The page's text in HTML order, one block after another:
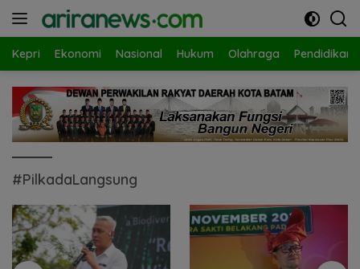
Kepri Ekonomi Nasional Hukum Olahraga Pendidikan
#PilkadaLangsung